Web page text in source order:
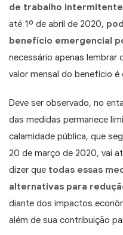
de trabalho intermitente
até 1º de abril de 2020,
benefício emergencial
necessário apenas lembrar
valor mensal do benefício é
Deve ser observado, no
das medidas permanece
calamidade pública, que
20 de março de 2020, vai
dizer que todas essas
alternativas para
diante dos impactos
além de sua contribuição